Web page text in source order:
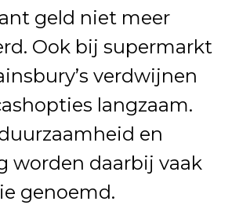
geld niet meer
Ook bij supermarkt
verdwijnen
langzaam.
en
worden daarbij vaak
genoemd.